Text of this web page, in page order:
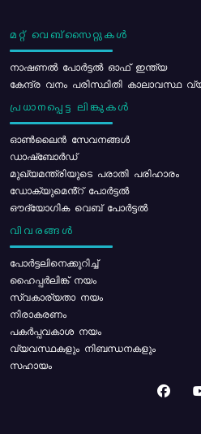
മറ്റ് വെബ്സൈറ്റുകൾ
നാഷണൽ പോർട്ടൽ ഓഫ് ഇന്ത്യ
കേന്ദ്ര വനം പരിസ്ഥിതി കാലാവസ്ഥ
പ്രധാനപ്പെട്ട ലിങ്കുകൾ
ഓൺലൈൻ സേവനങ്ങൾ
ഡാഷ്ബോർഡ്
മുഖ്യമന്ത്രിയുടെ പരാതി പരിഹാരം
ഡോക്യുമെൻ്റ് പോർട്ടൽ
ഔദ്യോഗിക വെബ് പോർട്ടൽ
വിവരങ്ങൾ
പോര്‍ട്ടലിനെക്കുറിച്ച്
ഹൈപ്പർലിങ്ക് നയം
സ്വകാര്യതാ നയം
നിരാകരണം
പകർപ്പവകാശ നയം
വ്യവസ്ഥകളും നിബന്ധനകളും
സഹായം